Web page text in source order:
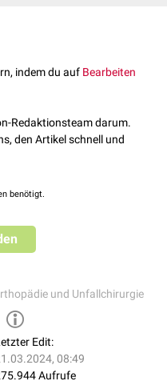
und Ruhigstellung
früh wie möglich nach dem
und verlangen dann in der
indem du auf Bearbeiten
Redaktionsteam darum.
den Artikel schnell und
benötigt.
und Unfallchirurgie
Edit:
08:49
Aufrufe